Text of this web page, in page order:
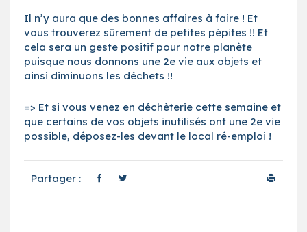
Il n’y aura que des bonnes affaires à faire ! Et
vous trouverez sûrement de petites pépites !! Et
cela sera un geste positif pour notre planète
puisque nous donnons une 2e vie aux objets et
ainsi diminuons les déchets !!
=> Et si vous venez en déchèterie cette semaine et
que certains de vos objets inutilisés ont une 2e vie
possible, déposez-les devant le local ré-emploi !
Partager :